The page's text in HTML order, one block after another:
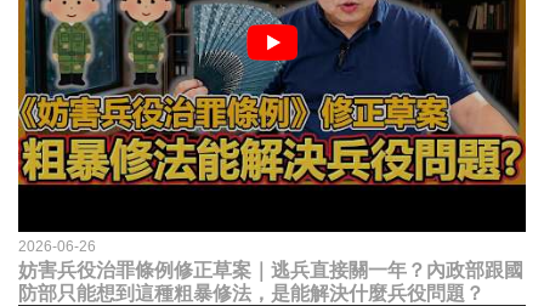
2026-06-26
妨害兵役治罪條例修正草案｜逃兵直接關一年？內政部跟國
防部只能想到這種粗暴修法，是能解決什麼兵役問題？